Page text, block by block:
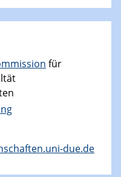
für
due.de